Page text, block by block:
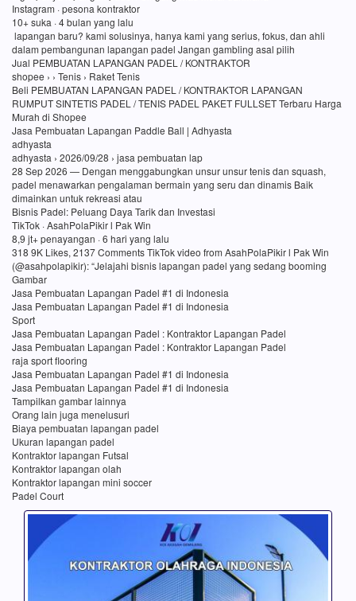
Instagram · pesona kontraktor
10+ suka · 4 bulan yang lalu
lapangan baru? kami solusinya, hanya kami yang serius, fokus, dan ahli
dalam pembangunan lapangan padel Jangan gambling asal pilih
Jual PEMBUATAN LAPANGAN PADEL / KONTRAKTOR
shopee › › Tenis › Raket Tenis
Beli PEMBUATAN LAPANGAN PADEL / KONTRAKTOR LAPANGAN
RUMPUT SINTETIS PADEL / TENIS PADEL PAKET FULLSET Terbaru Harga
Murah di Shopee
Jasa Pembuatan Lapangan Paddle Ball | Adhyasta
adhyasta
adhyasta › 2026/09/28 › jasa pembuatan lap
28 Sep 2026 — Dengan menggabungkan unsur unsur tenis dan squash,
padel menawarkan pengalaman bermain yang seru dan dinamis Baik
dimainkan untuk rekreasi atau
Bisnis Padel: Peluang Daya Tarik dan Investasi
TikTok · AsahPolaPikir l Pak Win
8,9 jt+ penayangan · 6 hari yang lalu
318 9K Likes, 2137 Comments TikTok video from AsahPolaPikir l Pak Win
(@asahpolapikir): “Jelajahi bisnis lapangan padel yang sedang booming
Gambar
Jasa Pembuatan Lapangan Padel #1 di Indonesia
Jasa Pembuatan Lapangan Padel #1 di Indonesia
Sport
Jasa Pembuatan Lapangan Padel : Kontraktor Lapangan Padel
Jasa Pembuatan Lapangan Padel : Kontraktor Lapangan Padel
raja sport flooring
Jasa Pembuatan Lapangan Padel #1 di Indonesia
Jasa Pembuatan Lapangan Padel #1 di Indonesia
Tampilkan gambar lainnya
Orang lain juga menelusuri
Biaya pembuatan lapangan padel
Ukuran lapangan padel
Kontraktor lapangan Futsal
Kontraktor lapangan olah
Kontraktor lapangan mini soccer
Padel Court